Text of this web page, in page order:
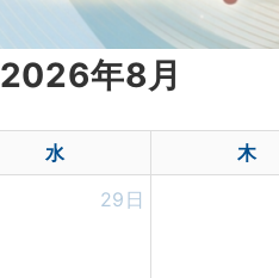
2026年8月
水 木
29日